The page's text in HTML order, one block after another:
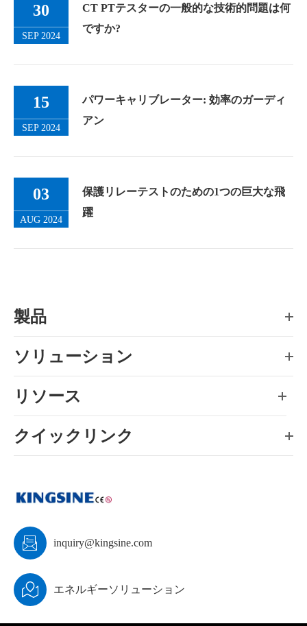
30
SEP 2024
CT PTテスターの一般的な技術的問題は何
ですか?
15
SEP 2024
パワーキャリブレーター: 効率のガーディ
アン
03
AUG 2024
保護リレーテストのための1つの巨大な飛
躍
製品
ソリューション
リソース
クイックリンク
 inquiry@kingsine.com
 エネルギーソリューション